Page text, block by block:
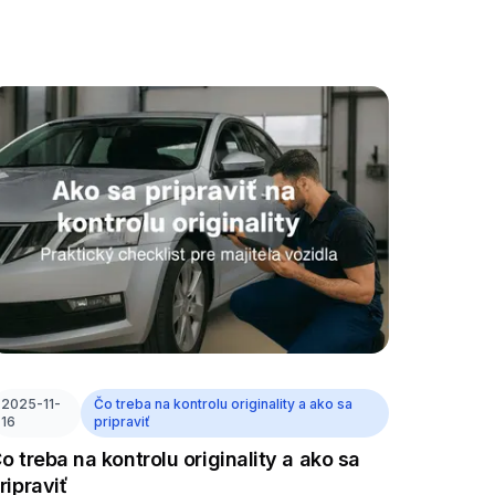
2025-11-
16
Čo treba na kontrolu originality a ako sa
pripraviť
treba na kontrolu originality a ako sa